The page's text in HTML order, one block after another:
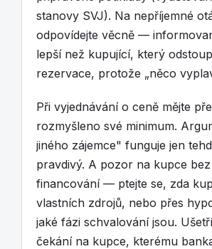
stanovy SVJ). Na nepříjemné
odpovídejte věcně —
lepší než kupující, který
rezervace, protože „něco
Při vyjednávání o ceně mějte
rozmyšleno své minimum.
jiného zájemce" funguje jen
pravdivý. A pozor na kupce
financování — ptejte se, zda
vlastních zdrojů, nebo přes
jaké fázi schvalování jsou.
čekání na kupce, kterému